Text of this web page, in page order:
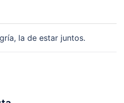
la de estar juntos.